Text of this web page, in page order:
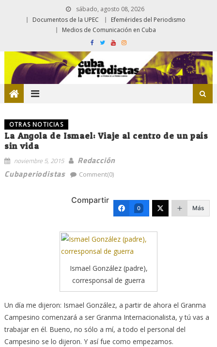
sábado, agosto 08, 2026
Documentos de la UPEC
Efemérides del Periodismo
Medios de Comunicación en Cuba
OTRAS NOTICIAS
La Angola de Ismael: Viaje al centro de un país
sin vida
noviembre 5, 2015
Redacción
Cubaperiodistas
Comment(0)
Compartir
0 Más
Ismael González (padre),
corresponsal de guerra
Un día me dijeron: Ismael González, a partir de ahora el Granma
Campesino comenzará a ser Granma Internacionalista, y tú vas a
trabajar en él. Bueno, no sólo a mí, a todo el personal del
Campesino se lo dijeron. Y así fue como empezamos.